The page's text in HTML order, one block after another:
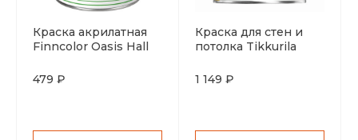
Краска акрилатная
Finncolor Oasis Hall
479 ₽
Краска для стен и
потолка Tikkurila
глубокоматовая
1 149 ₽